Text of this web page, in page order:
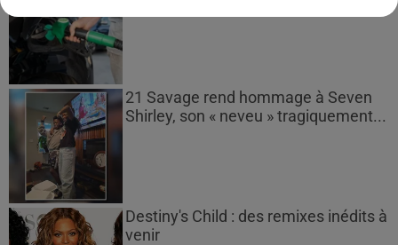
21 Savage rend hommage à Seven
Shirley, son « neveu » tragiquement...
Destiny's Child : des remixes inédits à
venir